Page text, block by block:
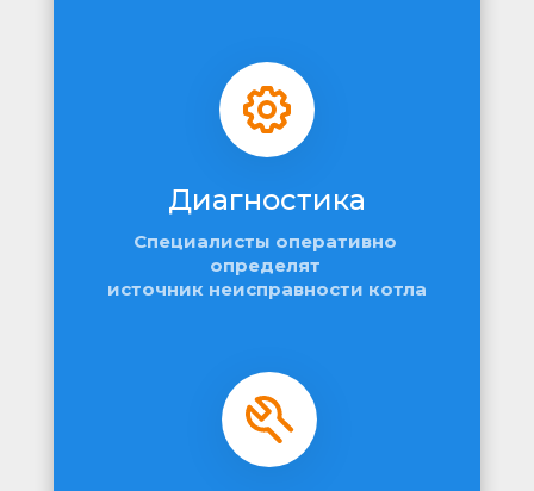
Диагностика
Специалисты оперативно
определят
источник неисправности котла